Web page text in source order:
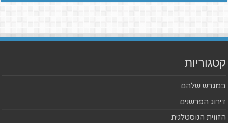
קטגוריות
במגרש שלהם
דירוג הפרשנים
הזווית הנוסטלגית